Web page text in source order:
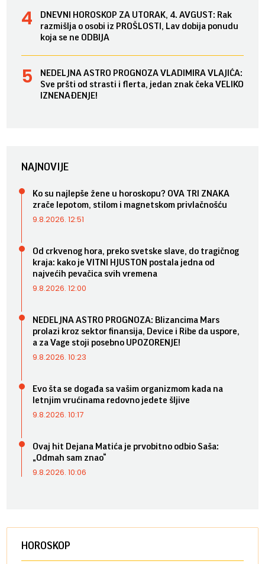
DNEVNI HOROSKOP ZA UTORAK, 4. AVGUST: Rak
razmišlja o osobi iz PROŠLOSTI, Lav dobija ponudu
koja se ne ODBIJA
NEDELJNA ASTRO PROGNOZA VLADIMIRA VLAJIĆA:
Sve pršti od strasti i flerta, jedan znak čeka VELIKO
IZNENAĐENJE!
NAJNOVIJE
Ko su najlepše žene u horoskopu? OVA TRI ZNAKA
zrače lepotom, stilom i magnetskom privlačnošću
9.8.2026. 12:51
Od crkvenog hora, preko svetske slave, do tragičnog
kraja: kako je VITNI HJUSTON postala jedna od
najvećih pevačica svih vremena
9.8.2026. 12:00
NEDELJNA ASTRO PROGNOZA: Blizancima Mars
prolazi kroz sektor finansija, Device i Ribe da uspore,
a za Vage stoji posebno UPOZORENJE!
9.8.2026. 10:23
Evo šta se događa sa vašim organizmom kada na
letnjim vrućinama redovno jedete šljive
9.8.2026. 10:17
Ovaj hit Dejana Matića je prvobitno odbio Saša:
„Odmah sam znao“
9.8.2026. 10:06
HOROSKOP